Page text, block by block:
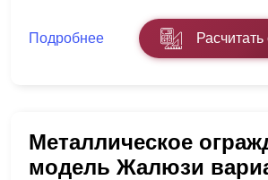
Подробнее
Металлическое
модель Жалюзи